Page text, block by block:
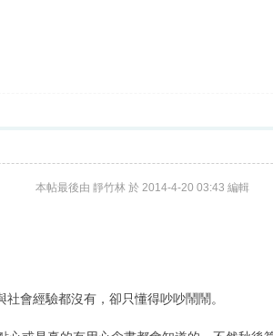
本帖最後由 靜竹林 於 2014-4-20 03:43 編輯
會經驗都沒有，卻只懂得吵吵鬧鬧。